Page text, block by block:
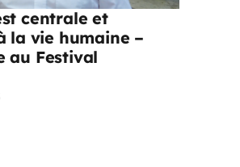
centrale et
la vie humaine –
au Festival